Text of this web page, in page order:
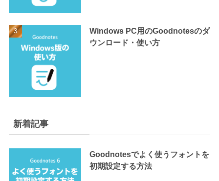
Windows PC用のGoodnotesのダ
ウンロード・使い方
新着記事
Goodnotesでよく使うフォントを
初期設定する方法